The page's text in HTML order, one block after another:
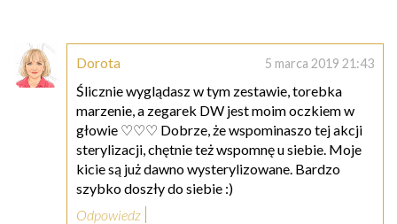
Dorota 5 marca 2019 21:43
Ślicznie wyglądasz w tym zestawie, torebka
marzenie, a zegarek DW jest moim oczkiem w
głowie ♡♡♡ Dobrze, że wspominaszo tej akcji
sterylizacji, chętnie też wspomnę u siebie. Moje
kicie są już dawno wysterylizowane. Bardzo
szybko doszły do siebie :)
Odpowiedz